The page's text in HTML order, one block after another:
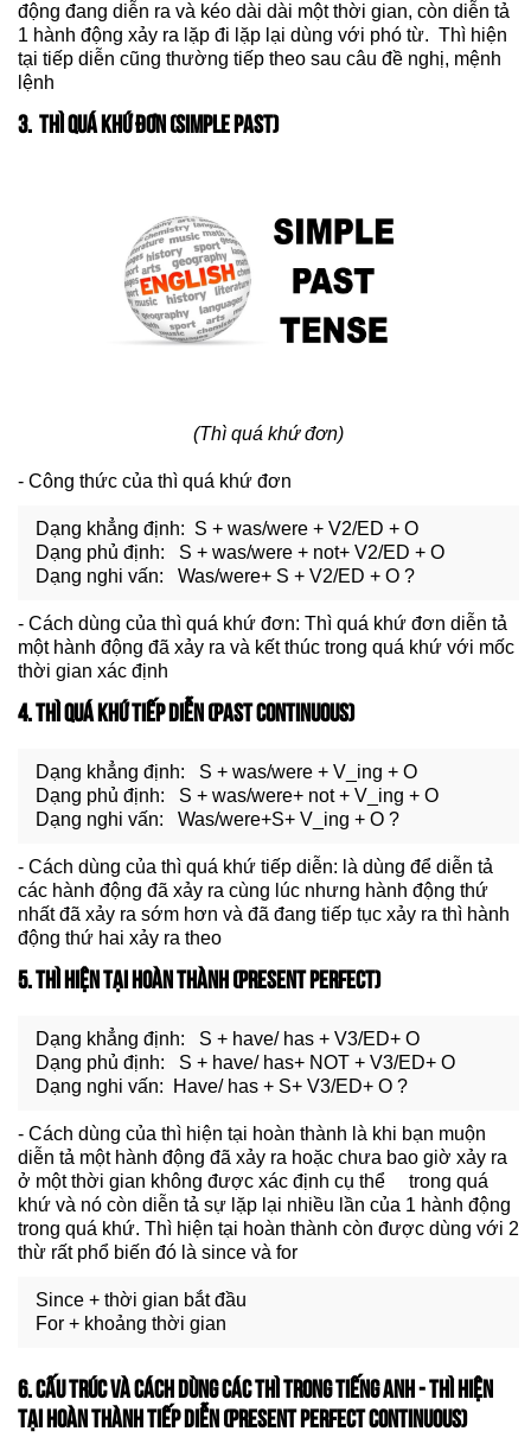
động đang diễn ra và kéo dài dài một thời gian, còn diễn tả
1 hành động xảy ra lặp đi lặp lại dùng với phó từ. Thì hiện
tại tiếp diễn cũng thường tiếp theo sau câu đề nghị, mệnh
lệnh
3. THÌ QUÁ KHỨ ĐƠN (SIMPLE PAST)
(Thì quá khứ đơn)
- Công thức của thì quá khứ đơn
Dạng khẳng định: S + was/were + V2/ED + O
Dạng phủ định: S + was/were + not+ V2/ED + O
Dạng nghi vấn: Was/were+ S + V2/ED + O ?
- Cách dùng của thì quá khứ đơn: Thì quá khứ đơn diễn tả
một hành động đã xảy ra và kết thúc trong quá khứ với mốc
thời gian xác định
4. THÌ QUÁ KHỨ TIẾP DIỄN (PAST CONTINUOUS)
Dạng khẳng định: S + was/were + V_ing + O
Dạng phủ định: S + was/were+ not + V_ing + O
Dạng nghi vấn: Was/were+S+ V_ing + O ?
- Cách dùng của thì quá khứ tiếp diễn: là dùng để diễn tả
các hành động đã xảy ra cùng lúc nhưng hành động thứ
nhất đã xảy ra sớm hơn và đã đang tiếp tục xảy ra thì hành
động thứ hai xảy ra theo
5. THÌ HIỆN TẠI HOÀN THÀNH (PRESENT PERFECT)
Dạng khẳng định: S + have/ has + V3/ED+ O
Dạng phủ định: S + have/ has+ NOT + V3/ED+ O
Dạng nghi vấn: Have/ has + S+ V3/ED+ O ?
- Cách dùng của thì hiện tại hoàn thành là khi bạn muộn
diễn tả một hành động đã xảy ra hoặc chưa bao giờ xảy ra
ở một thời gian không được xác định cụ thể trong quá
khứ và nó còn diễn tả sự lặp lại nhiều lần của 1 hành động
trong quá khứ. Thì hiện tại hoàn thành còn được dùng với 2
thừ rất phổ biến đó là since và for
Since + thời gian bắt đầu
For + khoảng thời gian
6. CẤU TRÚC VÀ CÁCH DÙNG CÁC THÌ TRONG TIẾNG ANH - THÌ HIỆN
TẠI HOÀN THÀNH TIẾP DIỄN (PRESENT PERFECT CONTINUOUS)